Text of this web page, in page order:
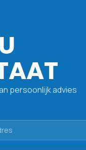
persoonlijk advies